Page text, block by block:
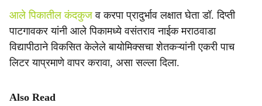
आले पिकातील कंदकुज व करपा प्रादुर्भाव लक्षात घेता डॉ. दिप्ती
पाटगावकर यांनी आले पिकामध्ये वसंतराव नाईक मराठवाडा
विद्यापीठाने विकसित केलेले बायोमिक्सचा शेतकऱ्यांनी एकरी पाच
लिटर याप्रमाणे वापर करावा, असा सल्ला दिला.
Also Read